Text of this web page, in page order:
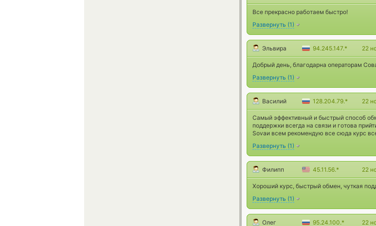
Все прекрасно работаем быстро!
Развернуть (1)
Эльвира 94.245.147.* 22
Добрый день, благодарна операторам
Развернуть (1)
Василий 128.204.79.* 22
Самый эффективный и быстрый способ
поддержки всегда на связи и готова
Sovaи всем рекомендую все сюда курс
Развернуть (1)
Филипп 45.11.56.* 22
Хороший курс, быстрый обмен, чуткая
Развернуть (1)
Олег 95.24.100.* 22